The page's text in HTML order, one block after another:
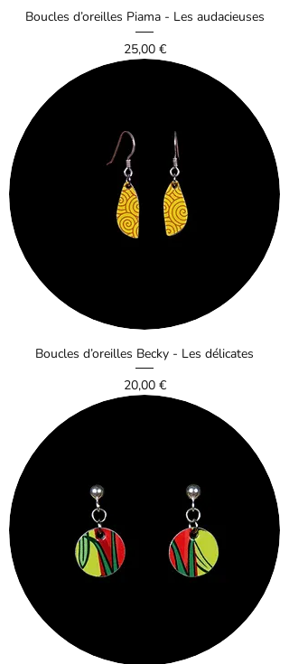
Boucles d’oreilles Piama - Les audacieuses
Prix
25,00 €
Boucles d’oreilles Becky - Les délicates
Prix
20,00 €